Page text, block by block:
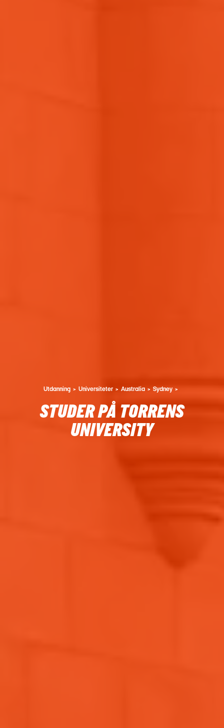
Utdanning Universiteter Australia Sydney
STUDER PÅ TORRENS
UNIVERSITY